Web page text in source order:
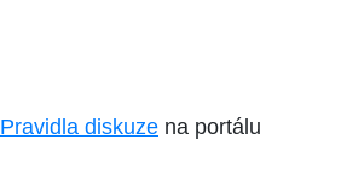
Pravidla diskuze na portálu